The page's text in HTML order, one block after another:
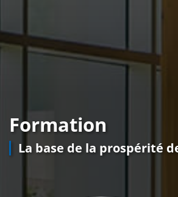
Formation
La base de la prospérité